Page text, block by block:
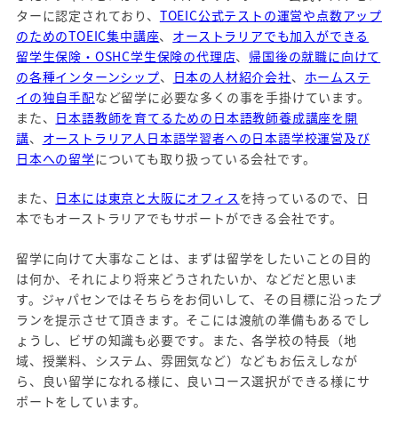
ターに認定されており、 TOEIC公式テストの運営や点数アップ
のためのTOEIC集中講座、 オーストラリアでも加入ができる
留学生保険・OSHC学生保険の代理店、 帰国後の就職に向けて
の各種インターンシップ、 日本の人材紹介会社、 ホームステ
イの独自手配など留学に必要な多くの事を手掛けています。
また、 日本語教師を育てるための日本語教師養成講座を開
講、 オーストラリア人日本語学習者への日本語学校運営及び
日本への留学についても取り扱っている会社です。
また、 日本には東京と大阪にオフィスを持っているので、日
本でもオーストラリアでもサポートができる会社です。
留学に向けて大事なことは、まずは留学をしたいことの目的
は何か、それにより将来どうされたいか、などだと思いま
す。ジャパセンではそちらをお伺いして、その目標に沿ったプ
ランを提示させて頂きます。そこには渡航の準備もあるでし
ょうし、ビザの知識も必要です。また、各学校の特長（地
域、授業料、システム、雰囲気など）などもお伝えしなが
ら、良い留学になれる様に、良いコース選択ができる様にサ
ポートをしています。